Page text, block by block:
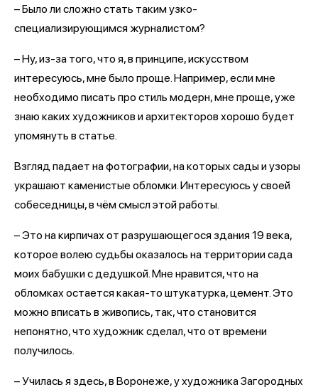
– Было ли сложно стать таким узко-
специализирующимся журналистом?
– Ну, из-за того, что я, в принципе, искусством
интересуюсь, мне было проще. Например, если мне
необходимо писать про стиль модерн, мне проще, уже
знаю каких художников и архитекторов хорошо будет
упомянуть в статье.
Взгляд падает на фотографии, на которых сады и узоры
украшают каменистые обломки. Интересуюсь у своей
собеседницы, в чём смысл этой работы.
– Это на кирпичах от разрушающегося здания 19 века,
которое волею судьбы оказалось на территории сада
моих бабушки с дедушкой. Мне нравится, что на
обломках остается какая-то штукатурка, цемент. Это
можно вписать в живопись, так, что становится
непонятно, что художник сделал, что от времени
получилось.
– Училась я здесь, в Воронеже, у художника Загородных